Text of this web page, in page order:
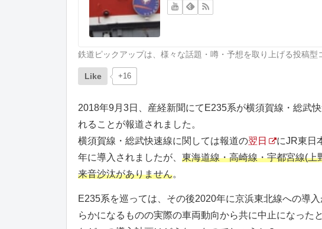
鉄道ピックアップは、様々な話題・噂・予想を取り上げる投稿型
Like +16
2018年9月3日、産経新聞にてE235系が横須賀線・総武
れることが報道されました。
横須賀線・総武快速線に関しては報道の翌日
にJR東日
年に導入されましたが、 東海道線・高崎線・宇都宮線(
来音沙汰がありません。
E235系を巡っては、その後2020年に京浜東北線への導
らかになるものの実際の車両動向から共に中止になった